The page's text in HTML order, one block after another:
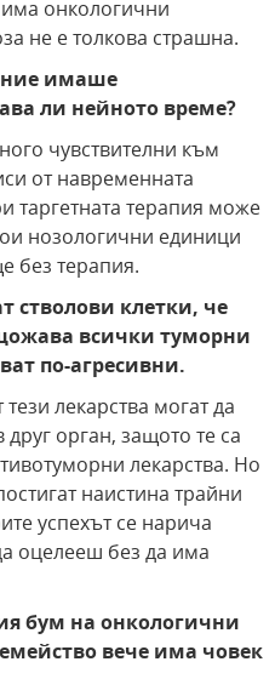
онкологични
не е толкова страшна.
имаше
ли нейното време?
чувствителни към
от навременната
таргетната терапия може
нозологични единици
без терапия.
стволови клетки, че
всички туморни
по-агресивни.
лекарства могат да
орган, защото те са
лекарства. Но
наистина трайни
успехът се нарича
оцелееш без да има
бум на онкологични
вече има човек